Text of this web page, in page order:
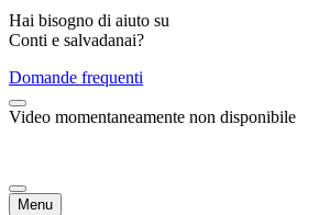
Hai bisogno di aiuto su
Conti e salvadanai?
Domande frequenti
Video momentaneamente non disponibile
Menu